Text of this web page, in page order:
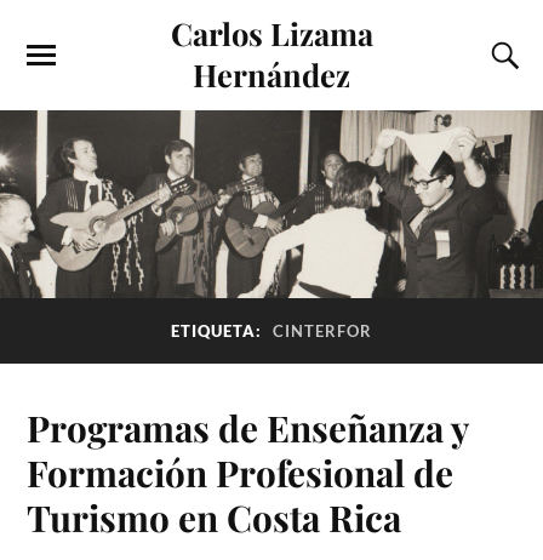
Carlos Lizama
Hernández
ETIQUETA: CINTERFOR
Programas de Enseñanza y
Formación Profesional de
Turismo en Costa Rica